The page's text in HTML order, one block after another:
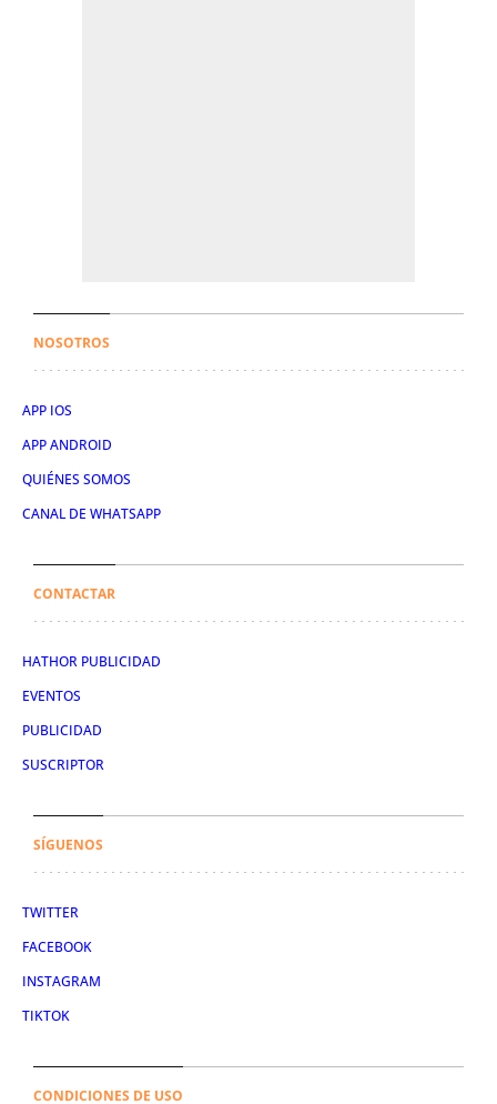
NOSOTROS
APP IOS
APP ANDROID
QUIÉNES SOMOS
CANAL DE WHATSAPP
CONTACTAR
HATHOR PUBLICIDAD
EVENTOS
PUBLICIDAD
SUSCRIPTOR
SÍGUENOS
TWITTER
FACEBOOK
INSTAGRAM
TIKTOK
CONDICIONES DE USO